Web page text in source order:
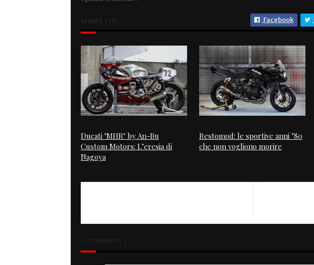
Facebook
Ducati "MHR" by An-Bu
Custom Motors: L’eresia di
Nagoya
Restomod: le sportive anni ’80
che non vogliono morire